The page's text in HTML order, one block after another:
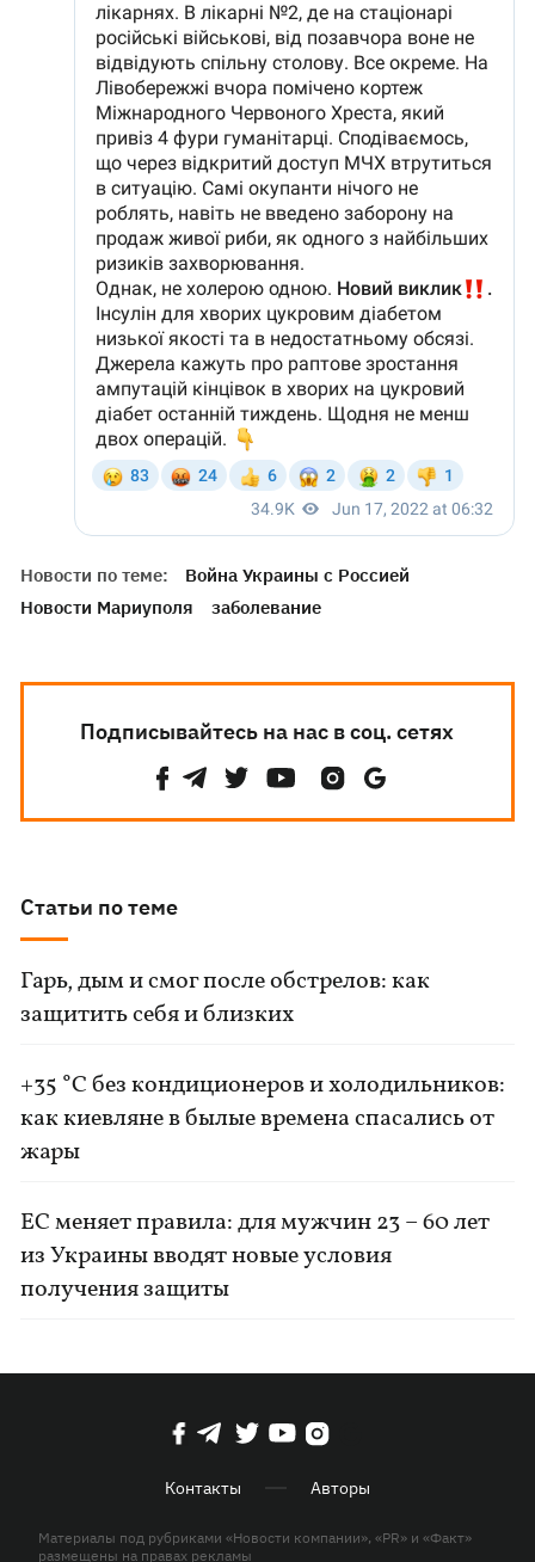
Новости по теме:
Война Украины с Россией
Новости Мариуполя
заболевание
Подписывайтесь на нас в соц. сетях
Статьи по теме
Гарь, дым и смог после обстрелов: как
защитить себя и близких
+35 °C без кондиционеров и холодильников:
как киевляне в былые времена спасались от
жары
ЕС меняет правила: для мужчин 23 – 60 лет
из Украины вводят новые условия
получения защиты
Контакты Авторы
Материалы под рубриками «Новости компании», «PR» и «Факт»
размещены на правах рекламы